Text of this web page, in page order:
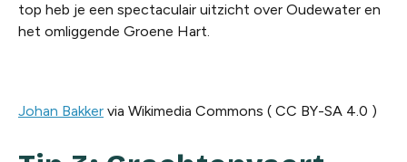
top heb je een spectaculair uitzicht over Oudewater en
het omliggende Groene Hart.
Johan Bakker via Wikimedia Commons ( CC BY-SA 4.0 )